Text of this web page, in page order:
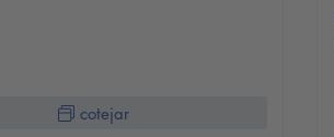
cotejar